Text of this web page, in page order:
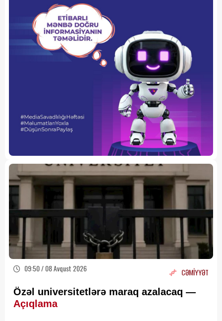
09:50 / 08 Avqust 2026 CƏMİYYƏT
Özəl universitetlərə maraq azalacaq —
Açıqlama